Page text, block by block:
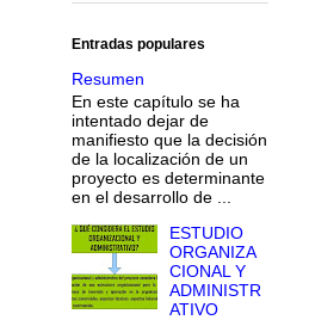
Entradas populares
Resumen
En este capítulo se ha
intentado dejar de
manifiesto que la decisión
de la localización de un
proyecto es determinante
en el desarrollo de ...
ESTUDIO
ORGANIZA
CIONAL Y
ADMINISTR
ATIVO